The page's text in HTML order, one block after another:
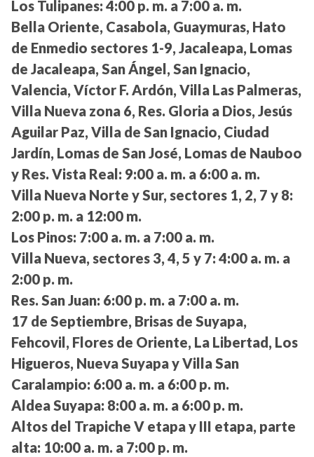
Los Tulipanes: 4:00 p. m. a 7:00 a. m.
Bella Oriente, Casabola, Guaymuras, Hato
de Enmedio sectores 1-9, Jacaleapa, Lomas
de Jacaleapa, San Ángel, San Ignacio,
Valencia, Víctor F. Ardón, Villa Las Palmeras,
Villa Nueva zona 6, Res. Gloria a Dios, Jesús
Aguilar Paz, Villa de San Ignacio, Ciudad
Jardín, Lomas de San José, Lomas de Nauboo
y Res. Vista Real: 9:00 a. m. a 6:00 a. m.
Villa Nueva Norte y Sur, sectores 1, 2, 7 y 8:
2:00 p. m. a 12:00 m.
Los Pinos: 7:00 a. m. a 7:00 a. m.
Villa Nueva, sectores 3, 4, 5 y 7: 4:00 a. m. a
2:00 p. m.
Res. San Juan: 6:00 p. m. a 7:00 a. m.
17 de Septiembre, Brisas de Suyapa,
Fehcovil, Flores de Oriente, La Libertad, Los
Higueros, Nueva Suyapa y Villa San
Caralampio: 6:00 a. m. a 6:00 p. m.
Aldea Suyapa: 8:00 a. m. a 6:00 p. m.
Altos del Trapiche V etapa y III etapa, parte
alta: 10:00 a. m. a 7:00 p. m.